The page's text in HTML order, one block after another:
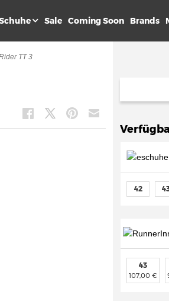
Sale Coming Soon Brands
TT 3
42
43
107,00 €